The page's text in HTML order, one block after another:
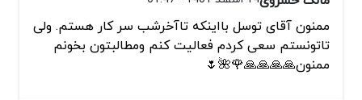
ممنون آقای توسل بااینکه تاآخرشب سر کار هستم. ولی
تاتونستم سعی کردم فعالیت کنم ومطالبتون بخونم
ممنون🙏🙏🙏🙏🌹🌺🌷